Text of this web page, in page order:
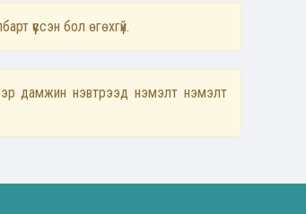
үүссэн бол өгөхгүй.
дамжин нэвтрээд нэмэлт нэмэлт